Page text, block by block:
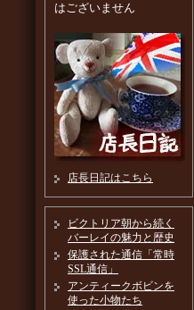
はございません
店長日記はこちら
ビクトリア朝から続く
バーレイの魅力と歴史
保護された通信「常時
SSL通信」
アンティークボビンを
使った小物たち